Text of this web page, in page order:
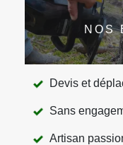
NOS
Devis et
Sans
Artisan